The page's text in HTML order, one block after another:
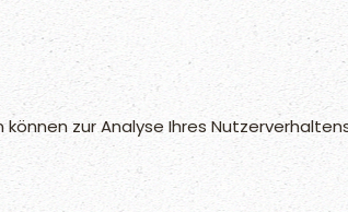
zur Analyse Ihres